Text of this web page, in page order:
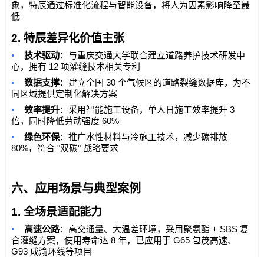
象，特辰通过标准化流程与智能设备，将人为因素影响降至最
低
2.特辰差异化价值主张
• 技术驱动：与重庆交通大学联合建立道路养护技术研发中
心，拥有 12项灌缝技术相关专利
• 数据支撑：建立全国 30个气候区的道路裂缝数据库，为不
同区域提供定制化解决方案
• 效率提升：采用智能施工设备，单人日施工效率提升 3
倍，同时降低劳动强度 60%
•
绿色环保：推广水性材料与冷施工技术，减少碳排放
80%，符合 "双碳" 战略要求
六、应用场景与典型案例
1.全场景适配能力
• 高速公路：高交通量、大温差环境，采用聚氨酯 + SBS 复
合灌缝方案，使用寿命达 8年，已应用于 G65包茂高速、
G93 成渝环线等项目